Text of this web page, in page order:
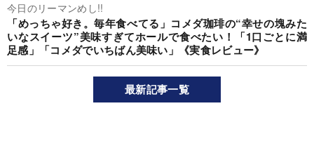
今日のリーマンめし!!
「めっちゃ好き。毎年食べてる」コメダ珈琲の“幸せの塊みた
いなスイーツ”美味すぎてホールで食べたい！「1口ごとに満
足感」「コメダでいちばん美味い」《実食レビュー》
最新記事一覧